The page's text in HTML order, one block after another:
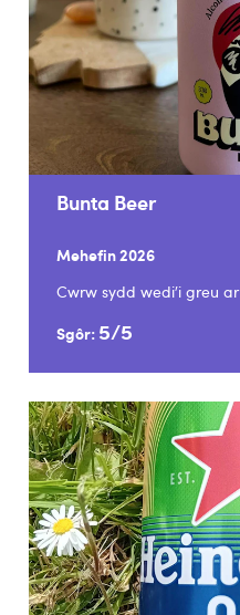
Bunta Beer
Mehefin 2026
Cwrw sydd wedi’i greu
Sgôr: 5/5